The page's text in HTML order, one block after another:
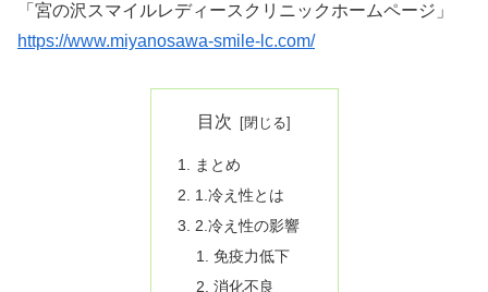
「宮の沢スマイルレディースクリニックホームページ」
https://www.miyanosawa-smile-lc.com/
目次
まとめ
1.冷え性とは
2.冷え性の影響
免疫力低下
消化不良